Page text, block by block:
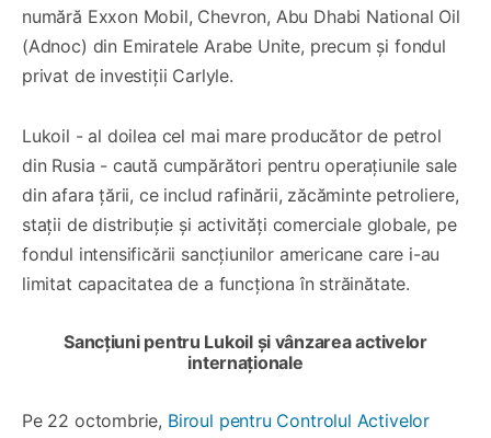
numără Exxon Mobil, Chevron, Abu Dhabi National Oil
(Adnoc) din Emiratele Arabe Unite, precum și fondul
privat de investiții Carlyle.
Lukoil - al doilea cel mai mare producător de petrol
din Rusia - caută cumpărători pentru operațiunile sale
din afara țării, ce includ rafinării, zăcăminte petroliere,
stații de distribuție și activități comerciale globale, pe
fondul intensificării sancțiunilor americane care i-au
limitat capacitatea de a funcționa în străinătate.
Sancțiuni pentru Lukoil și vânzarea activelor
internaționale
Pe 22 octombrie, Biroul pentru Controlul Activelor